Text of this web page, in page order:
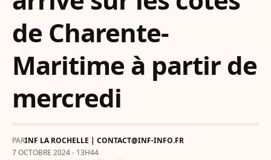
de Charente-
Maritime à partir de
mercredi
PARINF LA ROCHELLE | CONTACT@INF-INFO.FR
7 OCTOBRE 2024 - 13H44